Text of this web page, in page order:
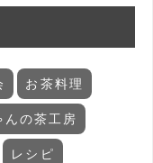
お茶料理
んの茶工房
レシピ